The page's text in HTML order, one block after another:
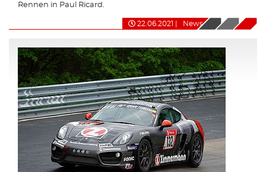
Rennen in Paul Ricard.
22.06.2021 News